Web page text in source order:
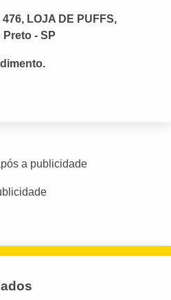
LOJA DE PUFFS,
- SP
a publicidade